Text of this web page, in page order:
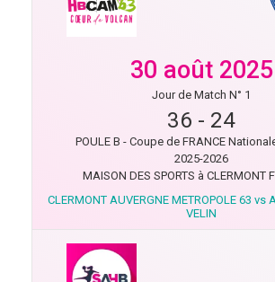
30 août 2025
Jour de Match N° 1
36 - 24
POULE B - Coupe de FRANCE
2025-2026
MAISON DES SPORTS à CLERMONT
CLERMONT AUVERGNE METROPOLE 63 vs
VELIN